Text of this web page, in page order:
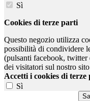
Sì
Cookies di terze parti
Questo negozio utilizza
possibilità di condividere
(pulsanti facebook, twitter
dei visitatori sul nostro
Accetti i cookies di terze
Sì